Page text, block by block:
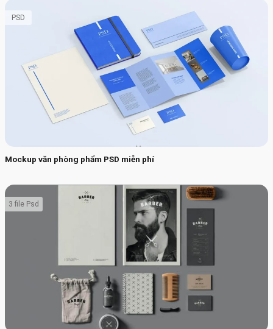
Mockup văn phòng phẩm PSD miễn phí
PSD
3 file Psd